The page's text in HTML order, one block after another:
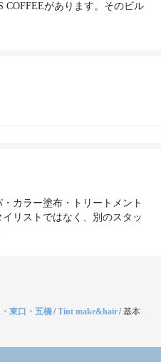
があります。そのビル
カラー塗布・トリートメント
リストではなく、別のスタッ
東口・五橋/Tint make&hair/基本